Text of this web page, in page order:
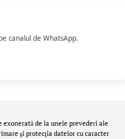
canalul de WhatsApp.
de la unele prevederi ale
şi protecţia datelor cu caracter